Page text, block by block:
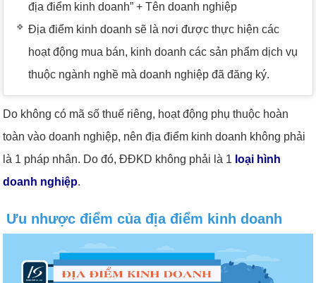
địa điểm kinh doanh” + Tên doanh nghiệp
Địa điểm kinh doanh sẽ là nơi được thực hiện các
hoạt động mua bán, kinh doanh các sản phẩm dịch vụ
thuộc ngành nghề mà doanh nghiệp đã đăng ký.
Do không có mã số thuế riêng, hoạt động phụ thuộc hoàn
toàn vào doanh nghiệp, nên địa điểm kinh doanh không phải
là 1 pháp nhân. Do đó, ĐĐKD không phải là 1 loại hình
doanh nghiệp.
Ưu nhược điểm của địa điểm kinh doanh